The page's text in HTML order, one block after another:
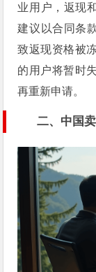
业用户，返现
建议以合同条
致返现资格被
的用户将暂时
再重新申请。
二、中国